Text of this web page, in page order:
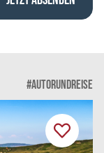
#AUTORUNDREISE